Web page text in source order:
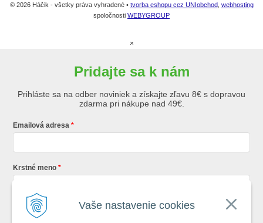
Vaše nastavenie cookies
© 2026 Háčik - všetky práva vyhradené • tvorba eshopu cez UNIobchod, webhosting
spoločnosti WEBYGROUP
×
Pridajte sa k nám
Prihláste sa na odber noviniek a získajte zľavu 8€ s dopravou
zdarma pri nákupe nad 49€.
Emailová adresa
Krstné meno
Registráciou súhlasíte so